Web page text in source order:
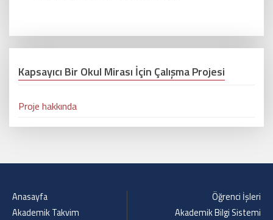
Kapsayıcı Bir Okul Mirası İçin Çalışma Projesi
Proje hakkında
Anasayfa
Akademik Takvim
Öğrenci İşleri
Akademik Bilgi Sistemi